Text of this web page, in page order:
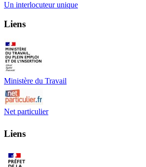
Un interlocuteur unique
Liens
Ministère du Travail
Net particulier
Liens